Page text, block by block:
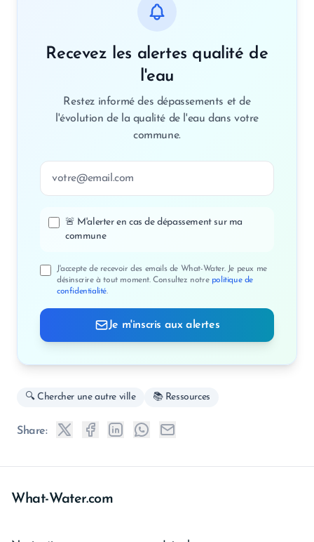
Recevez les alertes qualité de
l'eau
Restez informé des dépassements et de
l'évolution de la qualité de l'eau dans votre
commune.
🚨 M'alerter en cas de dépassement sur ma
commune
J'accepte de recevoir des emails de What-Water. Je peux me
désinscrire à tout moment. Consultez notre politique de
confidentialité.
Je m'inscris aux alertes
🔍 Chercher une autre ville 📚 Ressources
Share:
What-Water.com